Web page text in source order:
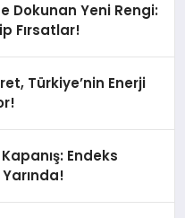
Dokunan Yeni Rengi:
Fırsatlar!
Türkiye’nin Enerji
Endeks